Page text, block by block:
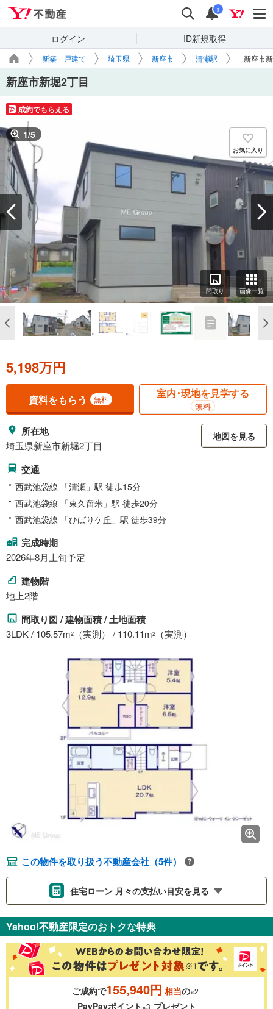
検索 通知
i
ログイン ID新規取得
新築一戸建て 埼玉県 新座市 清瀬駅 新座市
新座市新堀2丁目
成約でもらえる
1/5
お気に入り
間取り 画像一覧
5,198万円
資料をもらう 無料 室内･現地を見学する
無料
所在地
埼玉県新座市新堀2丁目
地図を見る
交通
西武池袋線 「清瀬」駅 徒歩15分
西武池袋線 「東久留米」駅 徒歩20分
西武池袋線 「ひばりケ丘」駅 徒歩39分
完成時期
2026年8月上旬予定
建物階
地上2階
間取り図 / 建物面積 / 土地面積
3LDK / 105.57m2 （実測） / 110.11m2 （実測）
この物件を取り扱う不動産会社（5件）
住宅ローン 月々の支払い目安を見る
金利 ％
0.01%
Yahoo!不動産限定のおトクな特典
ご成約で155,940円 相当の※2
PayPayポイント※3 プレゼント